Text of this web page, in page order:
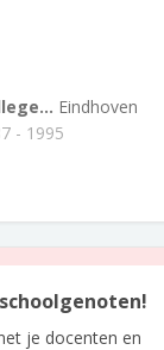
Eindhoven
- 1995
je docenten en